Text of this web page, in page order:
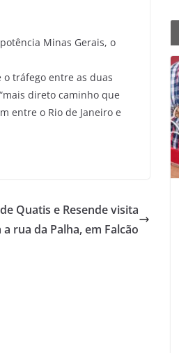
Minas Gerais, o
o tráfego entre as duas
direto caminho que
entre o Rio de Janeiro e
Quatis e Resende visita
a rua da Palha, em Falcão